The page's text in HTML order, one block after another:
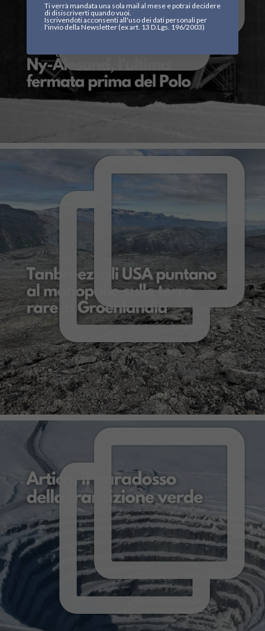
Ti verrà mandata una sola mail al mese e potrai decidere
di disiscriverti quando vuoi.
Iscrivendoti acconsenti all'uso dei dati personali per
l'invio della Newsletter (ex art. 13 D.Lgs. 196/2003)